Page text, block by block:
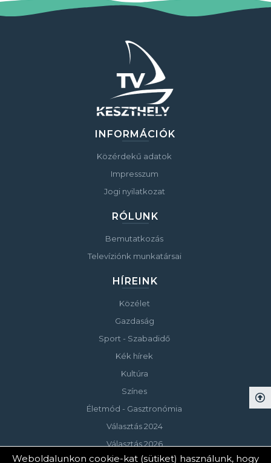
INFORMÁCIÓK
Közérdekű adatok
Impresszum
Jogi nyilatkozat
RÓLUNK
Bemutatkozás
Televíziónk munkatársai
HÍREINK
Közélet
Gazdaság
Sport - Szabadidő
Kék hírek
Kultúra
Színes
Életmód - Gasztronómia
Választás 2024
Választás 2026
Weboldalunkon cookie-kat (sütiket) használunk, hogy